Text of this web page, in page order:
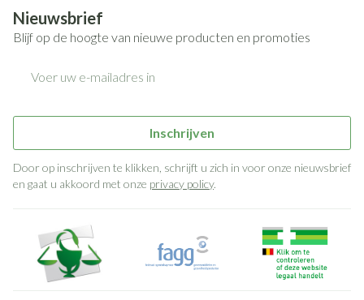
Nieuwsbrief
Blijf op de hoogte van nieuwe producten en promoties
Inschrijven
Door op inschrijven te klikken, schrijft u zich in voor onze nieuwsbrief
en gaat u akkoord met onze privacy policy.